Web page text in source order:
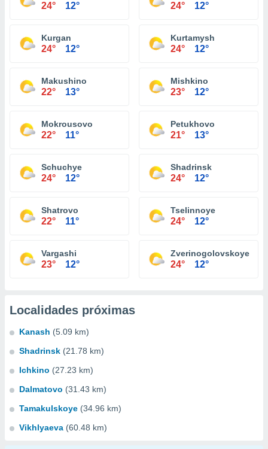
24° 12° 24° 12°
Kurgan
24° 12°
Kurtamysh
24° 12°
Makushino
22° 13°
Mishkino
23° 12°
Mokrousovo
22° 11°
Petukhovo
21° 13°
Schuchye
24° 12°
Shadrinsk
24° 12°
Shatrovo
22° 11°
Tselinnoye
24° 12°
Vargashi
23° 12°
Zverinogolovskoye
24° 12°
Localidades próximas
Kanash (5.09 km)
Shadrinsk (21.78 km)
Ichkino (27.23 km)
Dalmatovo (31.43 km)
Tamakulskoye (34.96 km)
Vikhlyaeva (60.48 km)